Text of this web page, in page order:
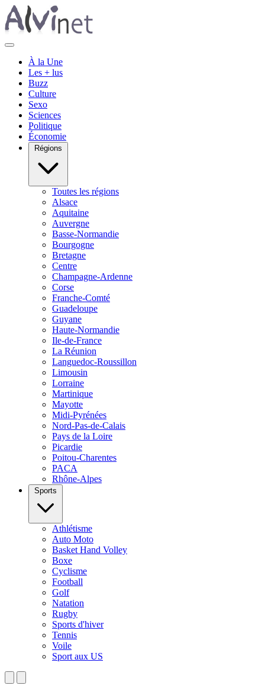
À la Une
Les + lus
Buzz
Culture
Sexo
Sciences
Politique
Économie
Régions
Toutes les régions
Alsace
Aquitaine
Auvergne
Basse-Normandie
Bourgogne
Bretagne
Centre
Champagne-Ardenne
Corse
Franche-Comté
Guadeloupe
Guyane
Haute-Normandie
Ile-de-France
La Réunion
Languedoc-Roussillon
Limousin
Lorraine
Martinique
Mayotte
Midi-Pyrénées
Nord-Pas-de-Calais
Pays de la Loire
Picardie
Poitou-Charentes
PACA
Rhône-Alpes
Sports
Athlétisme
Auto Moto
Basket Hand Volley
Boxe
Cyclisme
Football
Golf
Natation
Rugby
Sports d'hiver
Tennis
Voile
Sport aux US